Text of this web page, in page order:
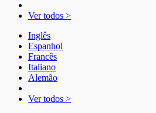
Ver todos >
Inglês
Espanhol
Francês
Italiano
Alemão
Ver todos >